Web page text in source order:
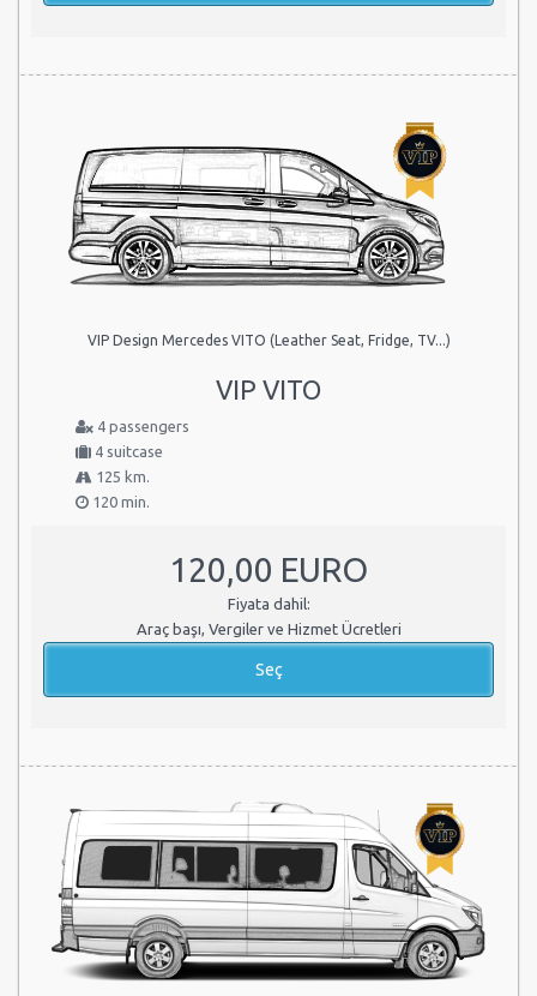
VIP Design Mercedes VITO (Leather Seat, Fridge, TV...)
VIP VITO
4 passengers
4 suitcase
125 km.
120 min.
120,00 EURO
Fiyata dahil:
Araç başı, Vergiler ve Hizmet Ücretleri